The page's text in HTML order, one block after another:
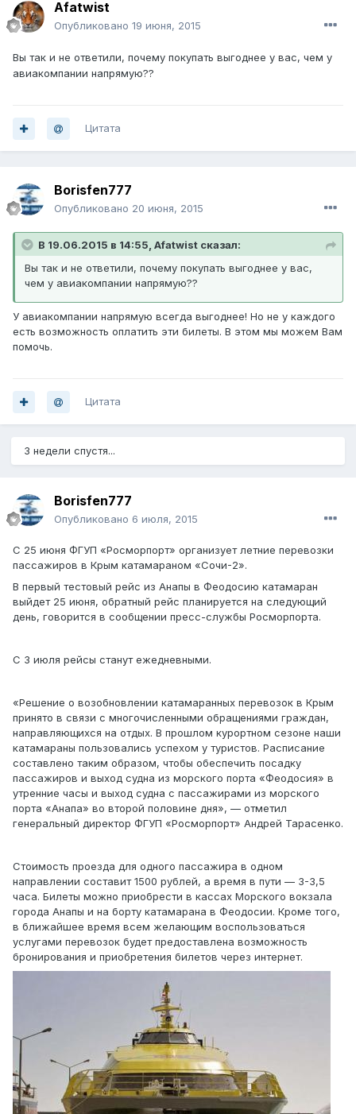
Afatwist
Опубликовано 19 июня, 2015
Вы так и не ответили, почему покупать выгоднее у вас, чем у
авиакомпании напрямую??
Цитата
Borisfen777
Опубликовано 20 июня, 2015
В 19.06.2015 в 14:55, Afatwist сказал:
Вы так и не ответили, почему покупать выгоднее у вас,
чем у авиакомпании напрямую??
У авиакомпании напрямую всегда выгоднее! Но не у каждого
есть возможность оплатить эти билеты. В этом мы можем Вам
помочь.
Цитата
3 недели спустя...
Borisfen777
Опубликовано 6 июля, 2015
С 25 июня ФГУП «Росморпорт» организует летние перевозки
пассажиров в Крым катамараном «Сочи-2».
В первый тестовый рейс из Анапы в Феодосию катамаран
выйдет 25 июня, обратный рейс планируется на следующий
день, говорится в сообщении пресс-службы Росморпорта.
С 3 июля рейсы станут ежедневными.
«Решение о возобновлении катамаранных перевозок в Крым
принято в связи с многочисленными обращениями граждан,
направляющихся на отдых. В прошлом курортном сезоне наши
катамараны пользовались успехом у туристов. Расписание
составлено таким образом, чтобы обеспечить посадку
пассажиров и выход судна из морского порта «Феодосия» в
утренние часы и выход судна с пассажирами из морского
порта «Анапа» во второй половине дня», — отметил
генеральный директор ФГУП «Росморпорт» Андрей Тарасенко.
Стоимость проезда для одного пассажира в одном
направлении составит 1500 рублей, а время в пути — 3-3,5
часа. Билеты можно приобрести в кассах Морского вокзала
города Анапы и на борту катамарана в Феодосии. Кроме того,
в ближайшее время всем желающим воспользоваться
услугами перевозок будет предоставлена возможность
бронирования и приобретения билетов через интернет.